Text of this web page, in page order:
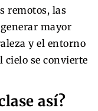
remotos, las
mayor
y el entorno
cielo se convierte
así?